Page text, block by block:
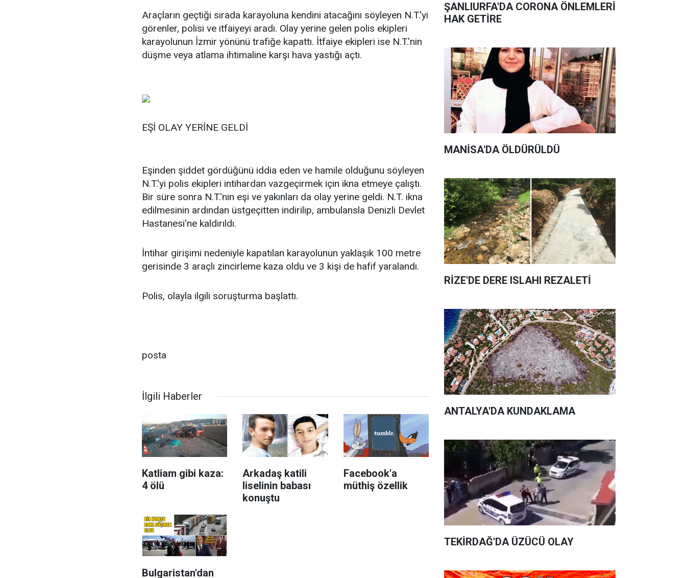
Araçların geçtiği sırada karayoluna kendini atacağını söyleyen N.T.'yi
görenler, polisi ve itfaiyeyi aradı. Olay yerine gelen polis ekipleri
karayolunun İzmir yönünü trafiğe kapattı. İtfaiye ekipleri ise N.T.'nin
düşme veya atlama ihtimaline karşı hava yastığı açtı.
EŞİ OLAY YERİNE GELDİ
Eşinden şiddet gördüğünü iddia eden ve hamile olduğunu söyleyen
N.T.'yi polis ekipleri intihardan vazgeçirmek için ikna etmeye çalıştı.
Bir süre sonra N.T.'nin eşi ve yakınları da olay yerine geldi. N.T. ikna
edilmesinin ardından üstgeçitten indirilip, ambulansla Denizli Devlet
Hastanesi'ne kaldırıldı.
İntihar girişimi nedeniyle kapatılan karayolunun yaklaşık 100 metre
gerisinde 3 araçlı zincirleme kaza oldu ve 3 kişi de hafif yaralandı.
Polis, olayla ilgili soruşturma başlattı.
posta
İlgili Haberler
Katliam gibi kaza:
4 ölü
Arkadaş katili
liselinin babası
konuştu
Facebook'a
müthiş özellik
Bulgaristan'dan
ŞANLIURFA'DA CORONA ÖNLEMLERİ
HAK GETİRE
MANİSA'DA ÖLDÜRÜLDÜ
RİZE'DE DERE ISLAHI REZALETİ
ANTALYA'DA KUNDAKLAMA
TEKİRDAĞ'DA ÜZÜCÜ OLAY